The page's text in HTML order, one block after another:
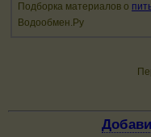
Подборка материалов о
Водообмен.Ру